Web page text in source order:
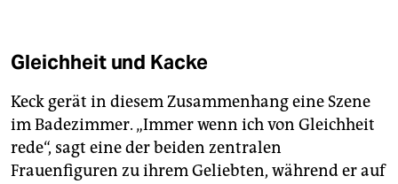
Gleichheit und Kacke
Keck gerät in diesem Zusammenhang eine Szene
im Badezimmer. „Immer wenn ich von Gleichheit
rede“, sagt eine der beiden zentralen
Frauenfiguren zu ihrem Geliebten, während er auf